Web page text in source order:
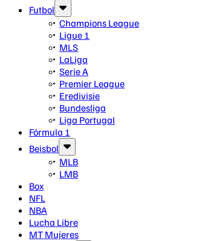
Futbol
Champions League
Ligue 1
MLS
LaLiga
Serie A
Premier League
Eredivisie
Bundesliga
Liga Portugal
Fórmula 1
Beisbol
MLB
LMB
Box
NFL
NBA
Lucha Libre
MT Mujeres